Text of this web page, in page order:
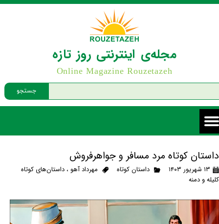
جستجو
مجله‌ی اینترنتی روز تازه
Online Magazine Rouzetazeh
داستان کوتاه مرد مسافر و جواهرفروش
۱۳ شهریور ۱۴۰۳ داستان کوتاه مهرداد آهو ، داستان‌های کوتاه
کلیله و دمنه